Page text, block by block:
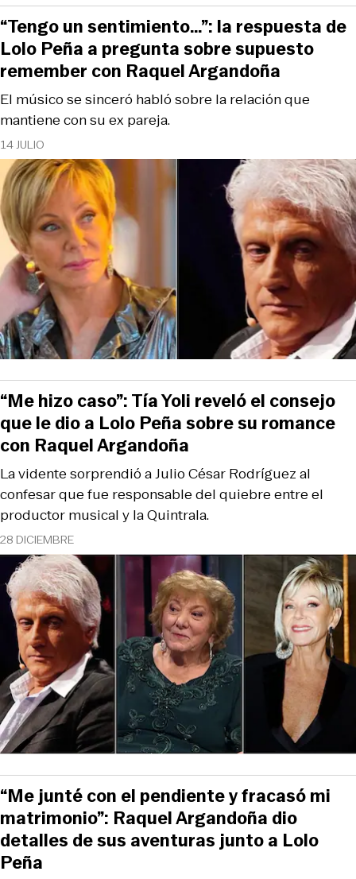
14 JULIO
El músico se sinceró habló sobre la relación que
mantiene con su ex pareja.
“Tengo un sentimiento…”: la respuesta de
Lolo Peña a pregunta sobre supuesto
remember con Raquel Argandoña
28 DICIEMBRE
La vidente sorprendió a Julio César Rodríguez al
confesar que fue responsable del quiebre entre el
productor musical y la Quintrala.
“Me hizo caso”: Tía Yoli reveló el consejo
que le dio a Lolo Peña sobre su romance
con Raquel Argandoña
“Me junté con el pendiente y fracasó mi
matrimonio”: Raquel Argandoña dio
detalles de sus aventuras junto a Lolo
Peña